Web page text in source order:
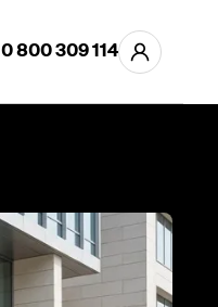
0 800 309 114